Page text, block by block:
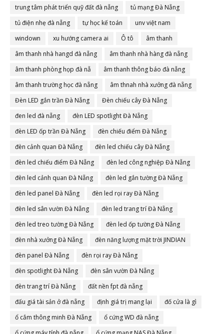
trung tâm phát triển quỹ đất đà nẵng
tủ mạng Đà Nẵng
tủ điện nhẹ đà nẵng
tự học kế toán
unv việt nam
windown
xu hướng camera ai Ô tô
âm thanh
âm thanh nhà hangd đà nẵng
âm thanh nhà hàng đà nẵng
âm thanh phòng họp đà nẵ
âm thanh thông báo đà nẵng
âm thanh trường học đà nẵng
âm thnah nhà xưởng đà nẵng
Đèn LED gắn trần Đà Nẵng
Đèn chiếu cây Đà Nẵng
đen led đà nẵng
đèn LED spotlight Đà Nẵng
đèn LED ốp trần Đà Nẵng
đèn chiếu điểm Đà Nẵng
đèn cảnh quan Đà Nẵng
đèn led chiếu cây Đà Nẵng
đèn led chiếu điểm Đà Nẵng
đèn led công nghiệp Đà Nẵng
đèn led cảnh quan Đà Nẵng
đèn led gắn tường Đà Nẵng
đèn led panel Đà Nẵng
đèn led rọi ray Đà Nẵng
đèn led sân vườn Đà Nẵng
đèn led trang trí Đà Nẵng
đèn led treo tường Đà Nẵng
đèn led ốp tường Đà Nẵng
đèn nhà xưởng Đà Nẵng
đèn năng lượng mặt trời JINDIAN
đèn panel Đà Nẵng
đèn rọi ray Đà Nẵng
đèn spotlight Đà Nẵng
đèn sân vườn Đà Nẵng
đèn trang trí Đà Nẵng
đất nền fpt đà nẵng
đấu giá tài sản ở đà nẵng
định giá trị mang lại
đố cửa là gì
ổ cắm thông minh Đà Nẵng
ổ cứng WD đà nẵng